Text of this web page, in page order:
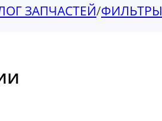
ЗАПЧАСТЕЙ/ФИЛЬТРЫ